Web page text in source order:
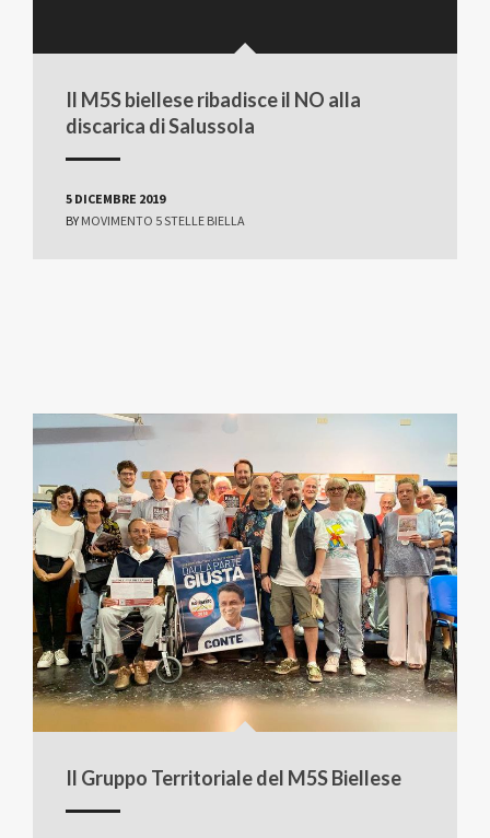
Il M5S biellese ribadisce il NO alla
discarica di Salussola
5 DICEMBRE 2019
BY MOVIMENTO 5 STELLE BIELLA
Il Gruppo Territoriale del M5S Biellese